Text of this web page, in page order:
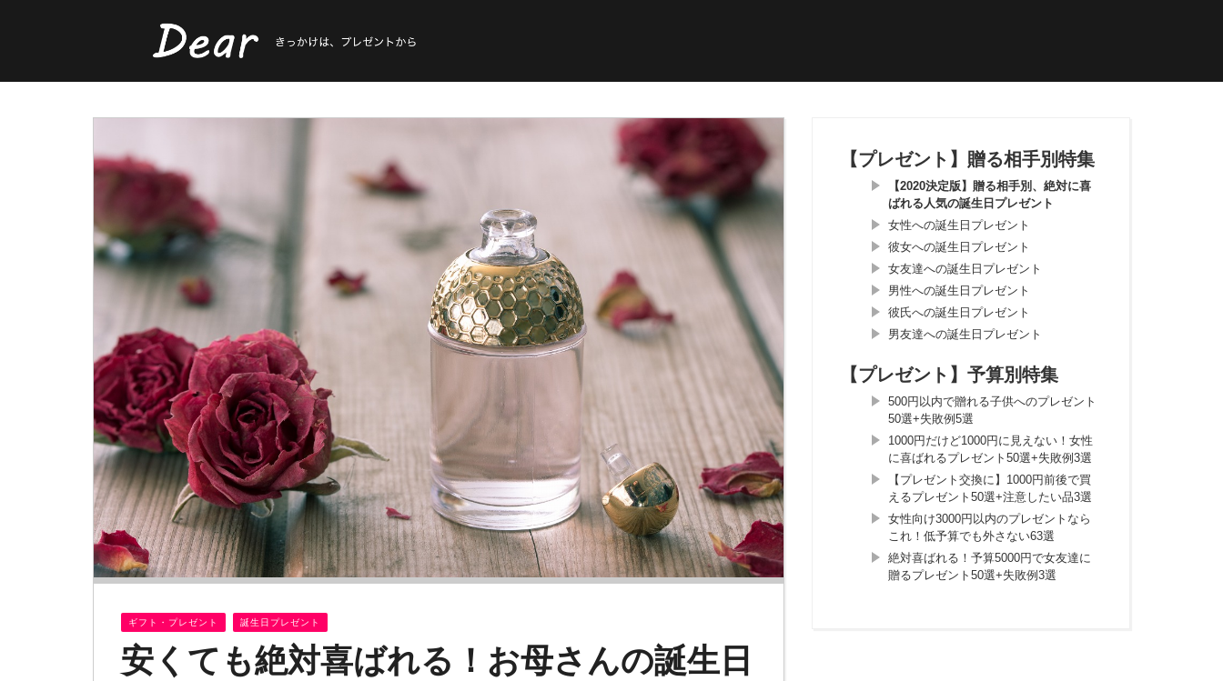
ギフト・プレゼント 誕生日プレゼント
安くても絶対喜ばれる！お母さんの誕生日
【プレゼント】贈る相手別特集
【2020決定版】贈る相手別、絶対に喜
ばれる人気の誕生日プレゼント
女性への誕生日プレゼント
彼女への誕生日プレゼント
女友達への誕生日プレゼント
男性への誕生日プレゼント
彼氏への誕生日プレゼント
男友達への誕生日プレゼント
【プレゼント】予算別特集
500円以内で贈れる子供へのプレゼント
50選+失敗例5選
1000円だけど1000円に見えない！女性
に喜ばれるプレゼント50選+失敗例3選
【プレゼント交換に】1000円前後で買
えるプレゼント50選+注意したい品3選
女性向け3000円以内のプレゼントなら
これ！低予算でも外さない63選
絶対喜ばれる！予算5000円で女友達に
贈るプレゼント50選+失敗例3選